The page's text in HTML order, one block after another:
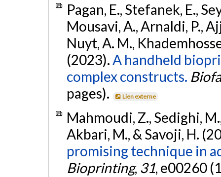
Pagan, E., Stefanek, E.,
Mousavi, A., Arnaldi, P.,
Nuyt, A. M.,
(2023).A handheld
complex constructs.
pages).
Lien externe
Mahmoudi, Z., Sedighi,
Akbari, M., & Savoji, H.
promising technique in
Bioprinting, 31, e00260